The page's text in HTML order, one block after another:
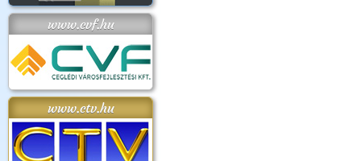
www.cvf.hu
www.ctv.hu